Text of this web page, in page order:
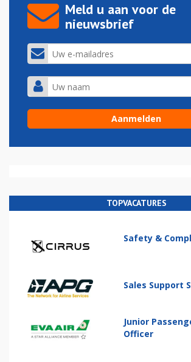
Meld u aan voor de
nieuwsbrief
TOPVACATURES
Safety &
Sales Support
Junior
Officer